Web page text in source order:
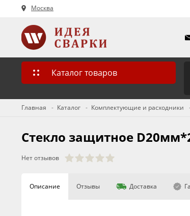
Москва
Каталог товаров
Главная Каталог Комплектующие и расходники
Стекло защитное
Нет отзывов
Описание Отзывы Доставка